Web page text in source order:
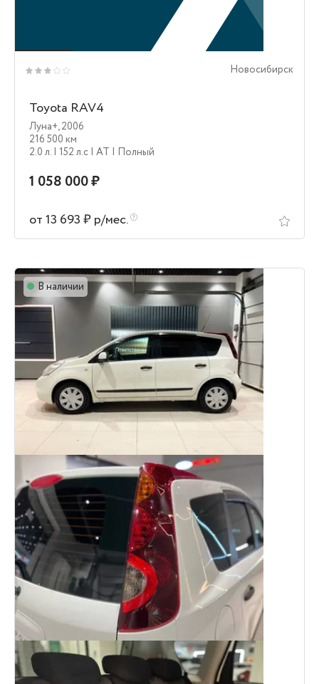
Новосибирск
Toyota RAV4
Луна+,2006
216 500 км
2.0 л. | 152 л.c | AT | Полный
1 058 000 ₽
от 13 693 ₽ р/мес.
В наличии